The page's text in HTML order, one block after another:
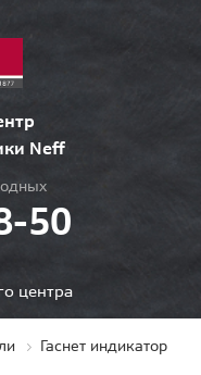
Neff
50
центра
Гаснет индикатор